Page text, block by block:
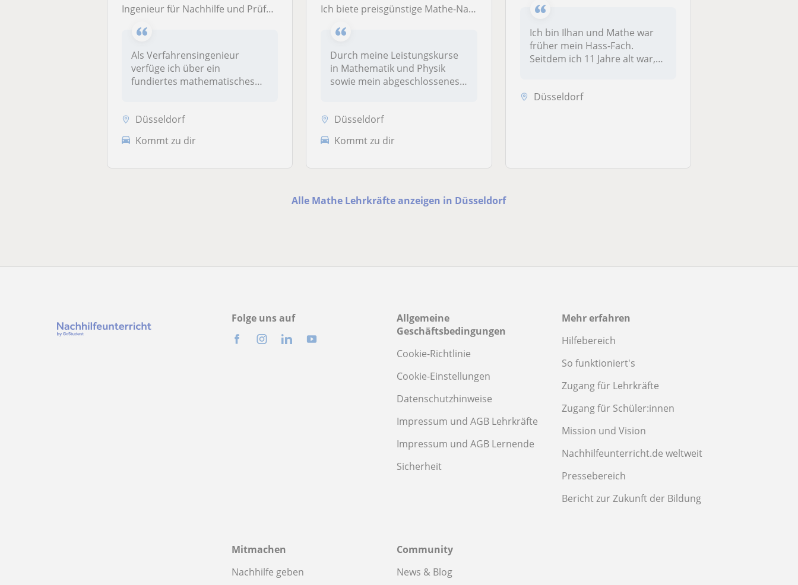
Ingenieur für Nachhilfe und Prüfungsvorbereitung in Mathematik
Als Verfahrensingenieur
verfüge ich über ein
fundiertes mathematisches
Düsseldorf
Kommt zu dir
Ich biete preisgünstige Mathe-Nachhilfe für alle Jahrgangsstufen von der Grundschule bis hin zum Abitur an
Durch meine Leistungskurse
in Mathematik und Physik
sowie mein abgeschlossenes
Düsseldorf
Kommt zu dir
Ich bin Ilhan und Mathe war
früher mein Hass-Fach.
Seitdem ich 11 Jahre alt war,
Düsseldorf
Alle Mathe Lehrkräfte anzeigen in Düsseldorf
Folge uns auf
Allgemeine
Geschäftsbedingungen
Cookie-Richtlinie
Cookie-Einstellungen
Datenschutzhinweise
Impressum und AGB Lehrkräfte
Impressum und AGB Lernende
Sicherheit
Mehr erfahren
Hilfebereich
So funktioniert's
Zugang für Lehrkräfte
Zugang für Schüler:innen
Mission und Vision
Nachhilfeunterricht.de weltweit
Pressebereich
Bericht zur Zukunft der Bildung
Mitmachen
Nachhilfe geben
Community
News & Blog